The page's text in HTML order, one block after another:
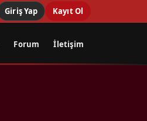
Giriş Yap Kayıt Ol
Forum İletişim